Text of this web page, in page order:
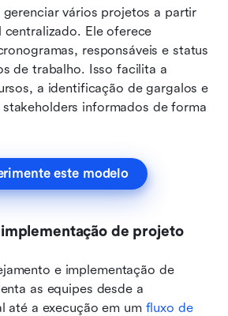
gerenciar vários projetos a partir
centralizado. Ele oferece
responsáveis e status
de trabalho. Isso facilita a
a identificação de gargalos e
informados de forma
este modelo
de projeto
e implementação de
as equipes desde a
até a execução em um fluxo de